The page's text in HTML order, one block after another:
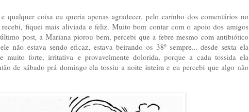
qualquer coisa eu queria apenas agradecer, pelo carinho dos comentários no
fiquei mais aliviada e feliz. Muito bom contar com o apoio dos amigos
post, a Mariana piorou bem, percebi que a febre mesmo com antibiótico
não estava sendo eficaz, estava beirando os 38º sempre... desde sexta ela
muito forte, irritativa e provavelmente dolorida, porque a cada tossida ela
de sábado prá domingo ela tossiu a noite inteira e eu percebi que algo não